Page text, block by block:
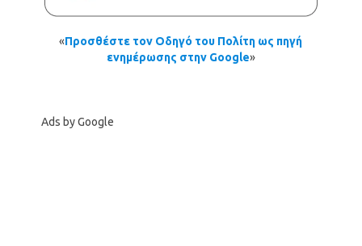
«Προσθέστε τον Οδηγό του Πολίτη ως πηγή
ενημέρωσης στην Google»
Ads by Google